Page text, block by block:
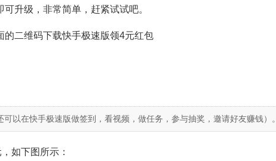
升级，非常简单，赶紧试试吧。
的二维码下载快手极速版领4元红包
以在快手极速版做签到，看视频，做任务，参与抽奖，邀请好友赚钱）。
如下图所示：